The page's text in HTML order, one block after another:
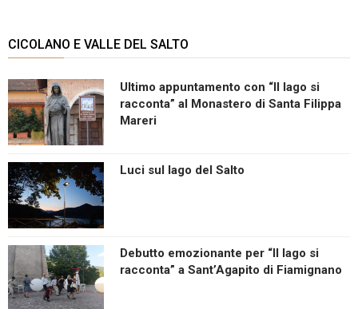
CICOLANO E VALLE DEL SALTO
Ultimo appuntamento con “Il lago si
racconta” al Monastero di Santa Filippa
Mareri
Luci sul lago del Salto
Debutto emozionante per “Il lago si
racconta” a Sant’Agapito di Fiamignano